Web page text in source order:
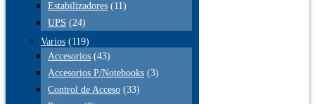
Estabilizadores (11)
UPS (24)
Varios (119)
Accesorios (43)
Accesorios P/Notebooks (3)
Control de Acceso (33)